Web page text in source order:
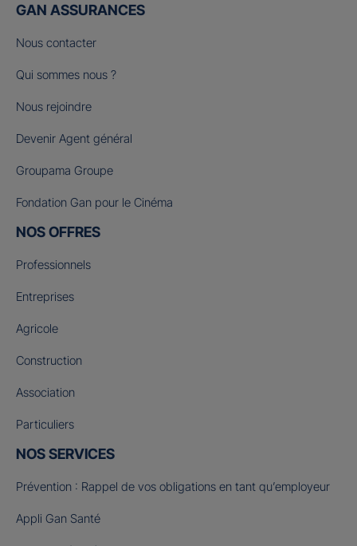
GAN ASSURANCES
Nous contacter
Qui sommes nous ?
Nous rejoindre
Devenir Agent général
Groupama Groupe
Fondation Gan pour le Cinéma
NOS OFFRES
Professionnels
Entreprises
Agricole
Construction
Association
Particuliers
NOS SERVICES
Prévention : Rappel de vos obligations en tant qu’employeur
Appli Gan Santé